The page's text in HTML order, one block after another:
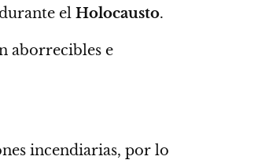
el Holocausto.
aborrecibles e
incendiarias, por lo